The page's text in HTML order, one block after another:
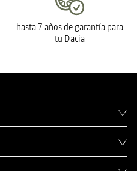
hasta 7 años de garantía para
tu Dacia